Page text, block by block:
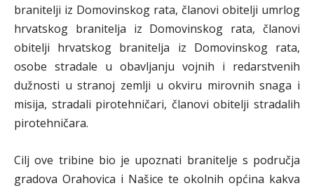
branitelji iz Domovinskog rata, članovi obitelji umrlog
hrvatskog branitelja iz Domovinskog rata, članovi
obitelji hrvatskog branitelja iz Domovinskog rata,
osobe stradale u obavljanju vojnih i redarstvenih
dužnosti u stranoj zemlji u okviru mirovnih snaga i
misija, stradali pirotehničari, članovi obitelji stradalih
pirotehničara.
Cilj ove tribine bio je upoznati branitelje s područja
gradova Orahovica i Našice te okolnih općina kakva